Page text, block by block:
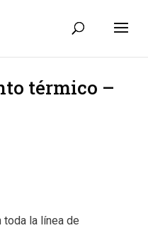
térmico –
toda la línea de